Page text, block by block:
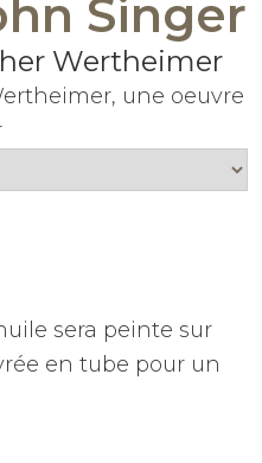
Singer
Wertheimer
une oeuvre
sera peinte sur
en tube pour un